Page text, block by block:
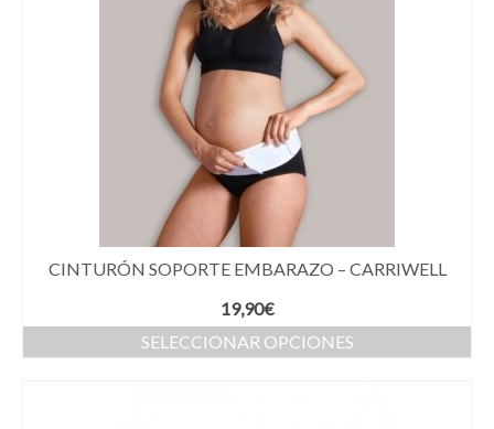
CINTURÓN SOPORTE EMBARAZO – CARRIWELL
19,90€
SELECCIONAR OPCIONES